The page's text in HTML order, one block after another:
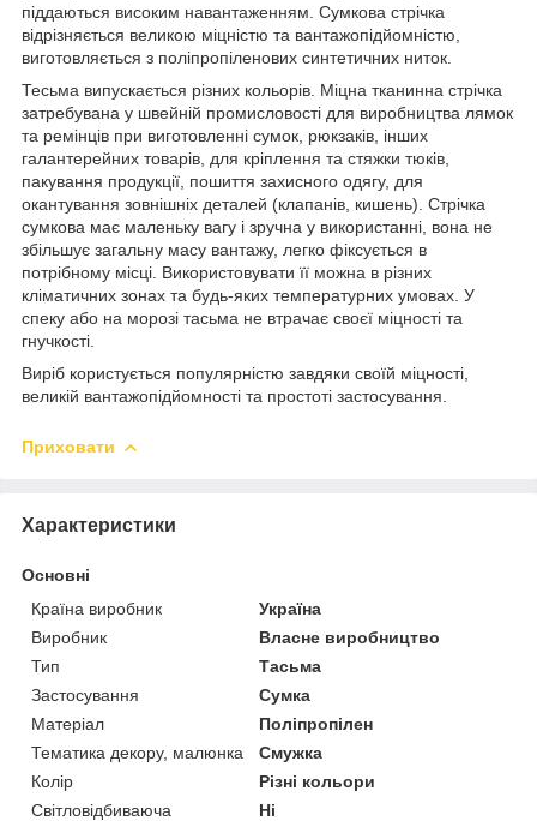
піддаються високим навантаженням. Сумкова стрічка
відрізняється великою міцністю та вантажопідйомністю,
виготовляється з поліпропіленових синтетичних ниток.
Тесьма випускається різних кольорів. Міцна тканинна стрічка
затребувана у швейній промисловості для виробництва лямок
та ремінців при виготовленні сумок, рюкзаків, інших
галантерейних товарів, для кріплення та стяжки тюків,
пакування продукції, пошиття захисного одягу, для
окантування зовнішніх деталей (клапанів, кишень). Стрічка
сумкова має маленьку вагу і зручна у використанні, вона не
збільшує загальну масу вантажу, легко фіксується в
потрібному місці. Використовувати її можна в різних
кліматичних зонах та будь-яких температурних умовах. У
спеку або на морозі тасьма не втрачає своєї міцності та
гнучкості.
Виріб користується популярністю завдяки своїй міцності,
великій вантажопідйомності та простоті застосування.
Приховати
Характеристики
Основні
Країна виробник
Україна
Виробник
Власне виробництво
Тип
Тасьма
Застосування
Сумка
Матеріал
Поліпропілен
Тематика декору, малюнка
Смужка
Колір
Різні кольори
Світловідбиваюча
Ні